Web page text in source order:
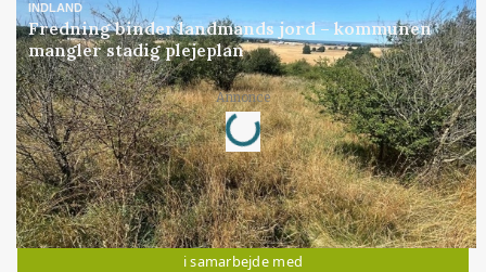
INDLAND
Fredning binder landmands jord – kommunen
mangler stadig plejeplan
Annonce
Loading...
Jobs
i samarbejde med